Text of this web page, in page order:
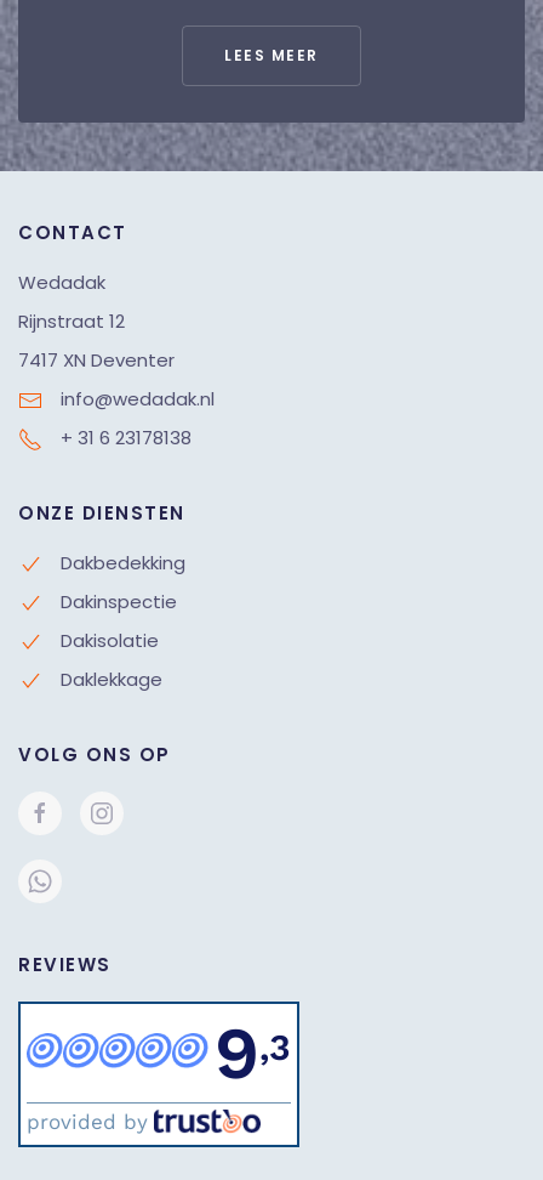
LEES MEER
CONTACT
Wedadak
Rijnstraat 12
7417 XN Deventer
info@wedadak.nl
+ 31 6 23178138
ONZE DIENSTEN
Dakbedekking
Dakinspectie
Dakisolatie
Daklekkage
VOLG ONS OP
REVIEWS
9,3
provided by